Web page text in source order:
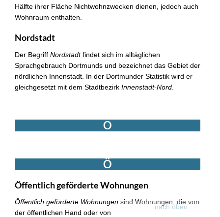
nach oben
Hälfte ihrer Fläche Nichtwohnzwecken dienen, jedoch auch
Wohnraum enthalten.
Nordstadt
Der Begriff Nordstadtfindet sich im alltäglichen
Sprachgebrauch Dortmunds und bezeichnet das Gebiet der
nördlichen Innenstadt. In der Dortmunder Statistik wird er
gleichgesetzt mit dem Stadtbezirk Innenstadt-Nord
O
Ö
Öffentlich geförderte Wohnungen
Öffentlich geförderte Wohnungen sind Wohnungen, die von
der öffentlichen Hand oder von